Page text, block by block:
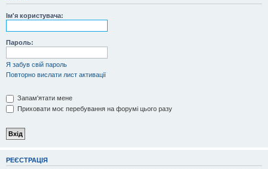
Ім'я користувача:
Пароль:
Я забув свій пароль
Повторно вислати лист активації
Запам'ятати мене
Приховати моє перебування на форумі цього разу
РЕЄСТРАЦІЯ